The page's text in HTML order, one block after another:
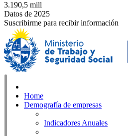
3.190,5 mill
Datos de 2025
Suscribirme para recibir información
Home
Demografía de empresas
Indicadores Anuales